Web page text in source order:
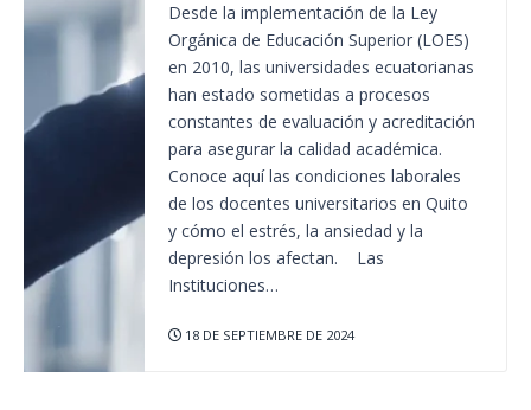
Desde la implementación de la Ley
Orgánica de Educación Superior (LOES)
en 2010, las universidades ecuatorianas
han estado sometidas a procesos
constantes de evaluación y acreditación
para asegurar la calidad académica.
Conoce aquí las condiciones laborales
de los docentes universitarios en Quito
y cómo el estrés, la ansiedad y la
depresión los afectan. Las
Instituciones…
18 DE SEPTIEMBRE DE 2024